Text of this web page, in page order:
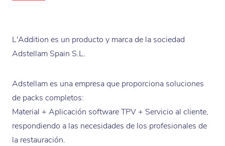
Camping
Pub
L'Addition es un producto y marca de la sociedad
Adstellam Spain S.L.
Adstellam es una empresa que proporciona soluciones
de packs completos:
Material + Aplicación software TPV + Servicio al cliente,
respondiendo a las necesidades de los profesionales de
la restauración.